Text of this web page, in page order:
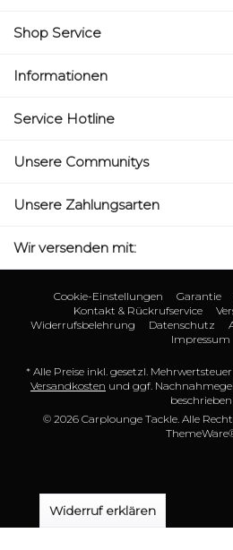
Shop Service
Informationen
Service Hotline
Unsere Communitys
Unsere Zahlungsarten
Wir versenden mit:
Cookie-Einstellungen Garantie
Kontakt & Rückrufservice
Widerrufsbelehrung
Datenschutz
Impressum
* Alle Preise inkl. gesetzl.
Versandkosten und ggf.
beschrieben
© 2026 Carplounge Tackle. Alle
Widerruf erklären